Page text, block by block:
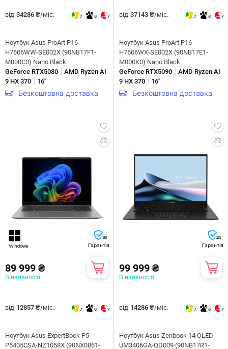
від 34286 ₴/міс. 7 6 7
Ноутбук Asus ProArt P16
H7606WW-SE002X (90NB17F1-
M000C0) Nano Black
GeForce RTX5080
AMD Ryzen AI
9 HX 370
16"
Безкоштовна доставка
від 37143 ₴/міс. 7 6 7
Ноутбук Asus ProArt P16
H7606WX-SE002X (90NB17E1-
M000K0) Nano Black
GeForce RTX5090
AMD Ryzen AI
9 HX 370
16"
Безкоштовна доставка
36
Гарантія
89 999 ₴
В наявності
від 12857 ₴/міс. 7 6 7
Ноутбук Asus ExpertBook P5
P5405CSA-NZ1058X (90NX0861-
24
Гарантія
99 999 ₴
В наявності
від 14286 ₴/міс. 7 6 7
Ноутбук Asus Zenbook 14 OLED
UM3406GA-QD009 (90NB17R1-